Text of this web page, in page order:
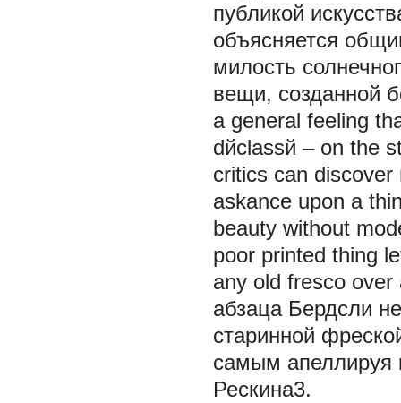
публикой
объясняется
милость
вещи, созданной
a general feeling
dйclassй – on the
critics can
askance upon a
beauty without
poor printed thing
any old fresco over
абзаца Бердсли
старинной
самым апеллируя
Рескина3.